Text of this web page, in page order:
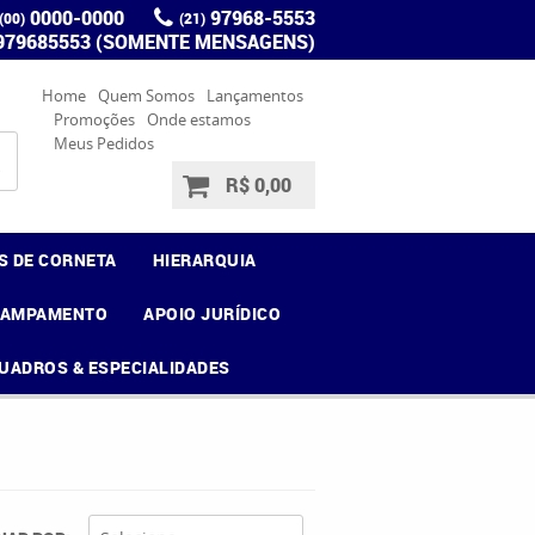
(00) 0000-0000 (21) 97968-5553
(SOMENTE MENSAGENS)
Home Quem Somos
Lançamentos
Promoções Onde estamos
Meus Pedidos
R$ 0,00
DE CORNETA HIERARQUIA
APOIO JURÍDICO
& ESPECIALIDADES